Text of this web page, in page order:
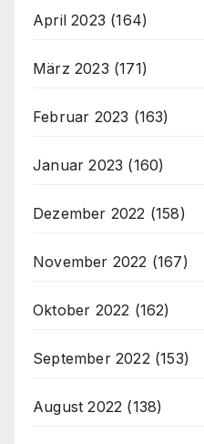
April 2023 (164)
März 2023 (171)
Februar 2023 (163)
Januar 2023 (160)
Dezember 2022 (158)
November 2022 (167)
Oktober 2022 (162)
September 2022 (153)
August 2022 (138)